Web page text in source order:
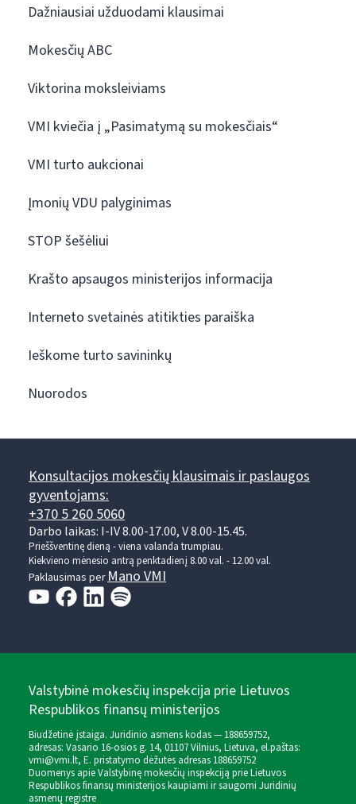
Dažniausiai užduodami klausimai
Mokesčių ABC
Viktorina moksleiviams
VMI kviečia į „Pasimatymą su mokesčiais“
VMI turto aukcionai
Įmonių VDU palyginimas
STOP šešėliui
Krašto apsaugos ministerijos informacija
Interneto svetainės atitikties paraiška
Ieškome turto savininkų
Nuorodos
Konsultacijos mokesčių klausimais ir paslaugos
gyventojams:
+370 5 260 5060
Darbo laikas: I-IV 8.00-17.00, V 8.00-15.45.
Prieššventinę dieną - viena valanda trumpiau.
Kiekvieno mėnesio antrą penktadienį 8.00 val. - 12.00 val.
Paklausimas perMano VMI
Valstybinė mokesčių inspekcija prie Lietuvos
Respublikos finansų ministerijos
Biudžetinė įstaiga. Juridinio asmens kodas — 188659752,
adresas: Vasario 16-osios g. 14, 01107 Vilnius, Lietuva, el.paštas:
vmi@vmi.lt, E. pristatymo dėžutės adresas 188659752
Duomenys apie Valstybinę mokesčių inspekciją prie Lietuvos
Respublikos finansų ministerijos kaupiami ir saugomi Juridinių
asmenų registre